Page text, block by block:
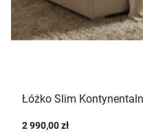
Łóżko Slim
2 990,00 zł